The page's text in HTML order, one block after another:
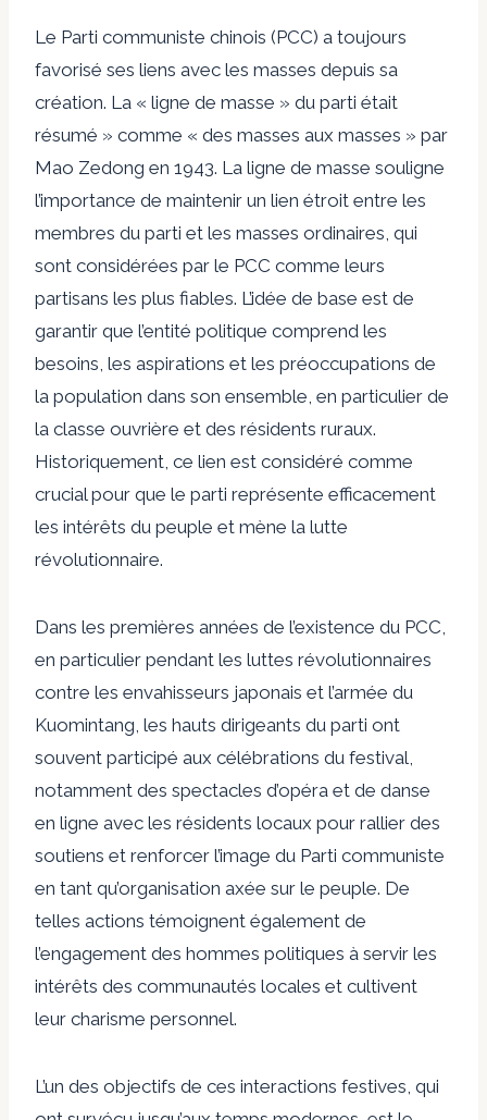
Le Parti communiste chinois (PCC) a toujours
favorisé ses liens avec les masses depuis sa
création. La « ligne de masse » du parti était
résumé » comme « des masses aux masses » par
Mao Zedong en 1943. La ligne de masse souligne
l’importance de maintenir un lien étroit entre les
membres du parti et les masses ordinaires, qui
sont considérées par le PCC comme leurs
partisans les plus fiables. L’idée de base est de
garantir que l’entité politique comprend les
besoins, les aspirations et les préoccupations de
la population dans son ensemble, en particulier de
la classe ouvrière et des résidents ruraux.
Historiquement, ce lien est considéré comme
crucial pour que le parti représente efficacement
les intérêts du peuple et mène la lutte
révolutionnaire.
Dans les premières années de l’existence du PCC,
en particulier pendant les luttes révolutionnaires
contre les envahisseurs japonais et l’armée du
Kuomintang, les hauts dirigeants du parti ont
souvent participé aux célébrations du festival,
notamment des spectacles d’opéra et de danse
en ligne avec les résidents locaux pour rallier des
soutiens et renforcer l’image du Parti communiste
en tant qu’organisation axée sur le peuple. De
telles actions témoignent également de
l’engagement des hommes politiques à servir les
intérêts des communautés locales et cultivent
leur charisme personnel.
L’un des objectifs de ces interactions festives, qui